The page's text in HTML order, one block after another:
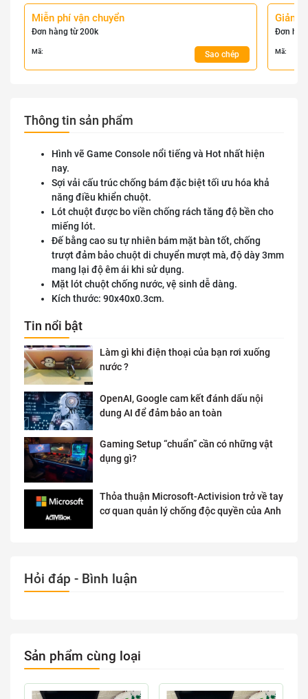
Miễn phí vận chuyển
Đơn hàng từ 200k
Mã: Sao chép
Giảm
Đơn
Mã:
Thông tin sản phẩm
Hình vẽ Game Console nổi tiếng và Hot nhất hiện
nay.
Sợi vải cấu trúc chống bám đặc biệt tối ưu hóa khả
năng điều khiển chuột.
Lót chuột được bo viền chống rách tăng độ bền cho
miếng lót.
Đế bằng cao su tự nhiên bám mặt bàn tốt, chống
trượt đảm bảo chuột di chuyển mượt mà, độ dày 3mm
mang lại độ êm ái khi sử dụng.
Mặt lót chuột chống nước, vệ sinh dễ dàng.
Kích thước: 90x40x0.3cm.
Tin nổi bật
Làm gì khi điện thoại của bạn rơi xuống
nước ?
OpenAI, Google cam kết đánh dấu nội
dung AI để đảm bảo an toàn
Gaming Setup “chuẩn” cần có những vật
dụng gì?
Thỏa thuận Microsoft-Activision trở về tay
cơ quan quản lý chống độc quyền của Anh
Hỏi đáp - Bình luận
Sản phẩm cùng loại